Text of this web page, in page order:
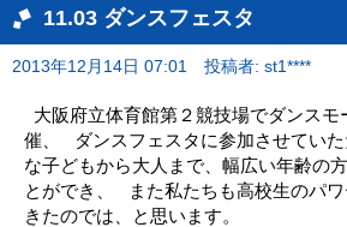
11.03 ダンスフェスタ
2013年12月14日 07:01 投稿者: st1****
大阪府立体育館第２競技場でダンスモ
催、 ダンスフェスタに参加させてい
な子どもから大人まで、幅広い年齢の
とができ、 また私たちも高校生のパ
きたのでは、と思います。